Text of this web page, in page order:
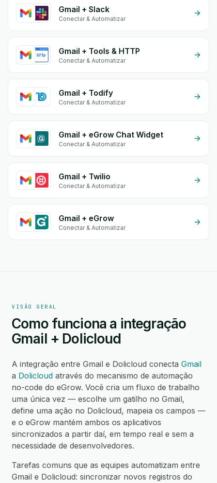
Gmail + Slack
Conectar & Automatizar
Gmail + Tools & HTTP
Conectar & Automatizar
Gmail + Todify
Conectar & Automatizar
Gmail + eGrow Chat Widget
Conectar & Automatizar
Gmail + Twilio
Conectar & Automatizar
Gmail + eGrow
Conectar & Automatizar
VISÃO GERAL
Como funciona a integração
Gmail + Dolicloud
A integração entre Gmail e Dolicloud conecta Gmail
a Dolicloud através do mecanismo de automação
no-code do eGrow. Você cria um fluxo de trabalho
uma única vez — escolhe um gatilho no Gmail,
define uma ação no Dolicloud, mapeia os campos —
e o eGrow mantém ambos os aplicativos
sincronizados a partir daí, em tempo real e sem a
necessidade de desenvolvedores.
Tarefas comuns que as equipes automatizam entre
Gmail e Dolicloud: sincronizar novos registros do